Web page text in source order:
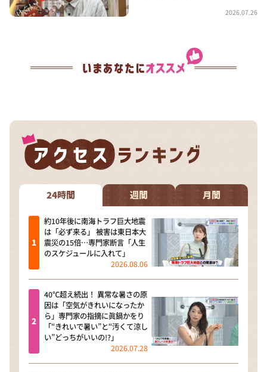
2026.07.26
24時間 週間 月間
約10年後に南海トラフ巨大地震
は「必ず来る」 被害は東日本大
震災の15倍…専門家断言「人生
のスケジュールに入れて」
2026.08.06
40℃超え続出！ 異常な暑さの原
因は「空気がきれいになったか
ら」専門家の指摘に眞鍋かをり
「“きれいで暑い”と“汚くて涼し
い”どっちがいいの!?」
2026.07.28